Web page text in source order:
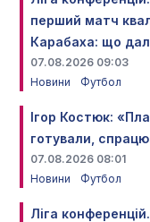
перший матч
Карабаха: що
07.08.2026 09:03
Новини
Футбол
Ігор Костюк:
готували,
07.08.2026 08:01
Новини
Футбол
Ліга